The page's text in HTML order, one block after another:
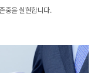
중을 실현합니다.